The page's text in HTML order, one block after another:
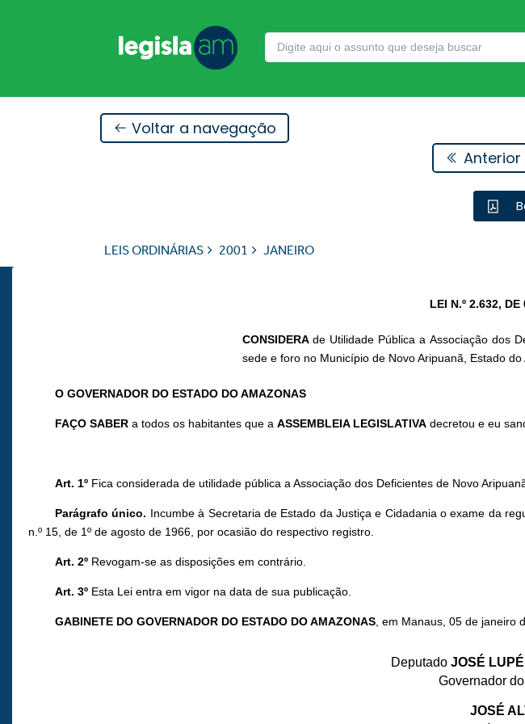
Voltar a navegação
Anterior
LEIS ORDINÁRIAS 2001 JANEIRO
LEI N.º 2.632,
CONSIDERA de Utilidade Pública a Associação dos
sede e foro no Município de Novo Aripuanã, Estado do
O GOVERNADOR DO ESTADO DO AMAZONAS
FAÇO SABER a todos os habitantes que aASSEMBLEIA LEGISLATIVA decretou e eu
Art. 1º Fica considerada de utilidade pública a Associação dos Deficientes de Novo
Parágrafo único. Incumbe à Secretaria de Estado da Justiça e Cidadania o exame da
n.º 15, de 1º de agosto de 1966, por ocasião do respectivo registro.
Art. 2º Revogam-se as disposições em contrário.
Art. 3º Esta Lei entra em vigor na data de sua publicação.
GABINETE DO GOVERNADOR DO ESTADO DO AMAZONAS, em Manaus, 05 de janeiro
Deputado JOSÉ
Governador
JOSÉ